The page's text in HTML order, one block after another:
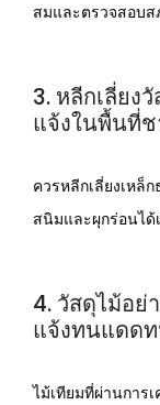
สมและตรวจสอบส
3. หลีกเลี่ยง
แจ้งในพื้นที่ช
ควรหลีกเลี่ยงเหล็
สนิมและผุกร่อนได้
4. วัสดุไม้อย่
แจ้งทนแดด
ไม้เทียมที่ผ่านการ